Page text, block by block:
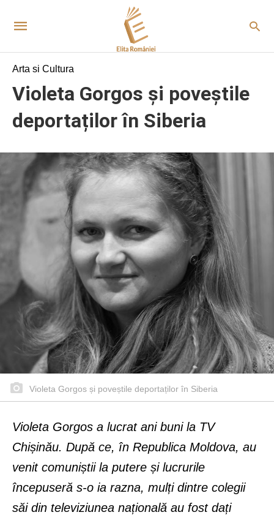
Arta si Cultura
Violeta Gorgos și poveștile
deportaților în Siberia
Violeta Gorgos și poveștile deportaților în Siberia
Violeta Gorgos a lucrat ani buni la TV
Chișinău. După ce, în Republica Moldova, au
venit comuniștii la putere și lucrurile
începuseră s-o ia razna, mulți dintre colegii
săi din televiziunea națională au fost dați